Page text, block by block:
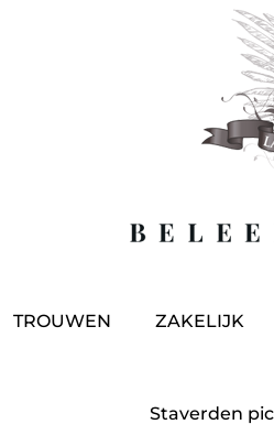
TROUWEN ZAKELIJK
Staverden